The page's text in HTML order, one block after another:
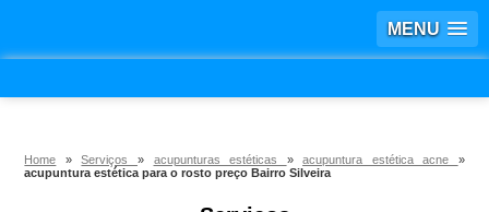
MENU
Home »Serviços » acupunturas estéticas »acupuntura estética acne »
acupuntura estética para o rosto preço Bairro Silveira